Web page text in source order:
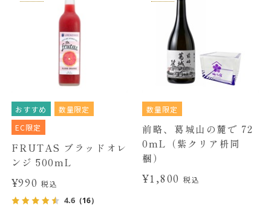
おすすめ
数量限定
EC限定
FRUTAS ブラッドオレ
ンジ 500mL
¥990税込
4.6（16）
数量限定
前略、葛城山の麓で 72
0mL（紫クリア枡同
梱）
¥1,800 税込